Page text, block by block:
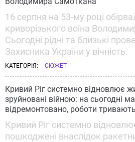
16 серпня на 53-му році
криворізького воїна
Сьогодні рідні та близькі
Захисника України у вічність.
КАТЕГОРІЯ: СЮЖЕТ
Кривий Ріг системно відновлює
зруйновані війною: на сьогодні
відремонтовано, роботи
Кривий Ріг системно
пошкоджені внаслідок